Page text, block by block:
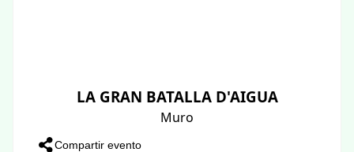
LA GRAN BATALLA D'AIGUA
Muro
Compartir evento